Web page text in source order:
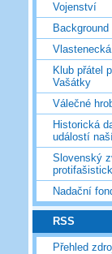
Vojenství
Background
Klub přátel
Vašátky
Válečné
Historická
událostí
Slovenský
Nadační
RSS
Přehled